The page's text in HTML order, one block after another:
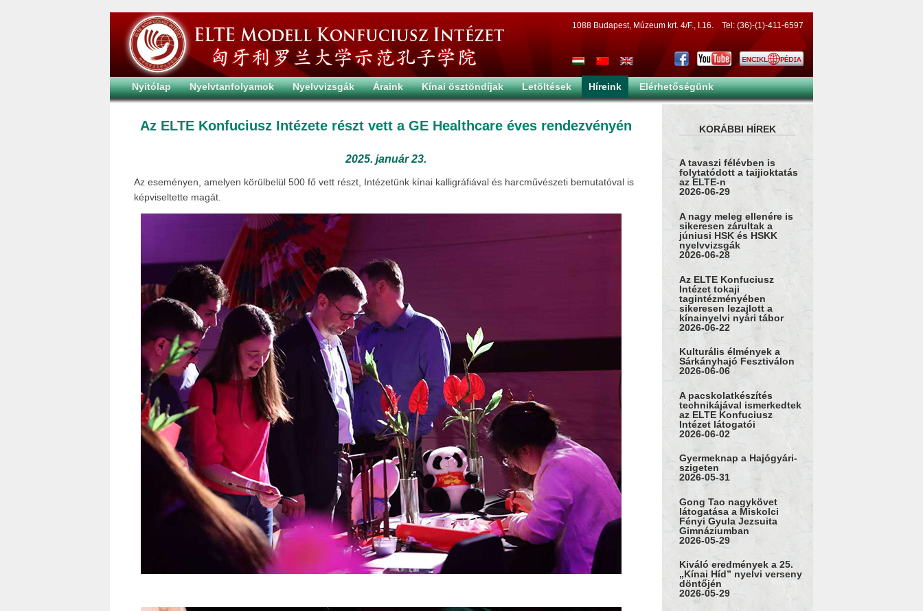
1088 Budapest, Múzeum krt. 4/F., I.16. Tel: (36)-(1)-411-6597
Nyitólap Nyelvtanfolyamok Nyelvvizsgák Áraink Kínai ösztöndíjak Letöltések Híreink Elérhetőségünk
Az ELTE Konfuciusz Intézete részt vett a GE Healthcare éves rendezvényén
2025. január 23.
Az eseményen, amelyen körülbelül 500 fő vett részt, Intézetünk kínai kalligráfiával és harcművészeti bemutatóval is
képviseltette magát.
KORÁBBI HÍREK
A tavaszi félévben is
folytatódott a taijioktatás
az ELTE-n
2026-06-29
A nagy meleg ellenére is
sikeresen zárultak a
júniusi HSK és HSKK
nyelvvizsgák
2026-06-28
Az ELTE Konfuciusz
Intézet tokaji
tagintézményében
sikeresen lezajlott a
kínainyelvi nyári tábor
2026-06-22
Kulturális élmények a
Sárkányhajó Fesztiválon
2026-06-06
A pacskolatkészítés
technikájával ismerkedtek
az ELTE Konfuciusz
Intézet látogatói
2026-06-02
Gyermeknap a Hajógyári-
szigeten
2026-05-31
Gong Tao nagykövet
látogatása a Miskolci
Fényi Gyula Jezsuita
Gimnáziumban
2026-05-29
Kiváló eredmények a 25.
„Kínai Híd” nyelvi verseny
döntőjén
2026-05-29